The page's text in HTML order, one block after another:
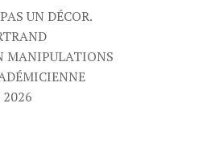
UN DÉCOR.
MANIPULATIONS